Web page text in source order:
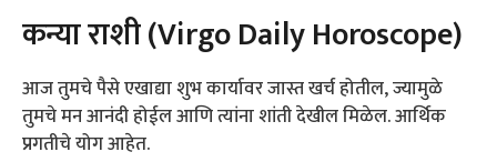
कन्या राशी (Virgo Daily Horoscope)
आज तुमचे पैसे एखाद्या शुभ कार्यावर जास्त खर्च होतील, ज्यामुळे
तुमचे मन आनंदी होईल आणि त्यांना शांती देखील मिळेल. आर्थिक
प्रगतीचे योग आहेत.